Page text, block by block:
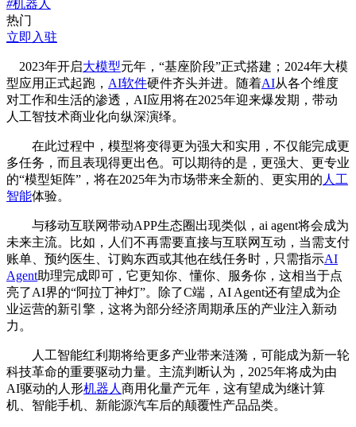
#机器人
热门
立即入驻
2023年开启大模型元年，“基座阶段”正式搭建；2024年大模
型应用正式起跑， AI软件硬件齐头并进。随着AI从各个维度
对工作和生活的渗透，AI应用将在2025年迎来爆发期，带动
人工智技术商业化向纵深演绎。
在此过程中，模型将变得更为强大和实用，不仅能完成更
多任务，而且表现得更出色。可以期待的是，更强大、更专业
的“模型矩阵”，将在2025年为市场带来全新的、更实用的 人工
智能体验。
与移动互联网带动APP生态圈出现类似，ai agent将会成为
未来主流。比如，人们不再需要直接与互联网互动，当需支付
账单、预约医生、订购东西或其他在线任务时，只需指示AI
Agent助理完成即可，它更知你、懂你、服务你，这相当于点
亮了AI界的“阿拉丁神灯”。除了C端，AI Agent还有望成为企
业运营的新引擎，这将为部分经济周期承压的产业注入新动
力。
人工智能红利期将给更多产业带来涟漪，可能成为新一轮
科技革命的重要驱动力量。主流判断认为，2025年将成为由
AI驱动的人形机器人 商用化量产元年，这有望成为继计算
机、智能手机、新能源汽车后的颠覆性产品品类。